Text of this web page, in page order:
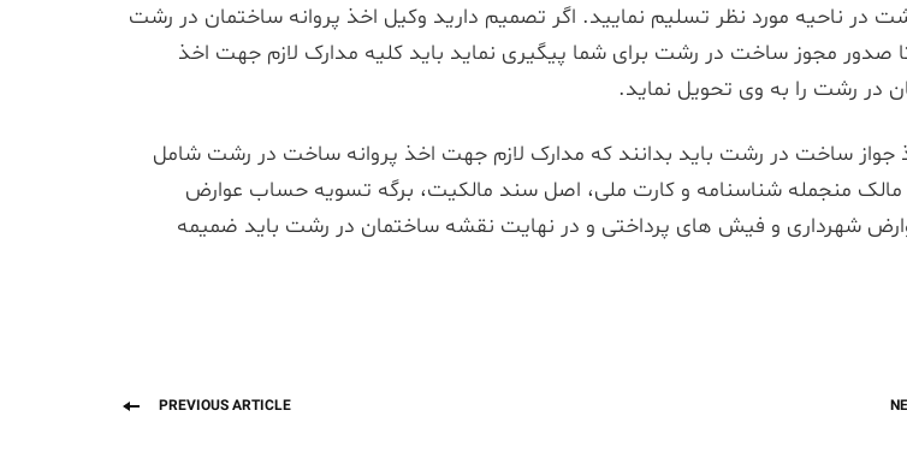
در ناحیه مورد نظر تسلیم نمایید. اگر تصمیم دارید وکیل اخذ پروانه ساختمان در رشت
صدور مجوز ساخت در رشت برای شما پیگیری نماید باید کلیه مدارک لازم جهت اخذ
در رشت را به وی تحویل نماید.
جواز ساخت در رشت باید بدانند که مدارک لازم جهت اخذ پروانه ساخت در رشت شامل
منجمله شناسنامه و کارت ملی، اصل سند مالکیت، برگه تسویه حساب عوارض
شهرداری و فیش های پرداختی و در نهایت نقشه ساختمان در رشت باید ضمیمه
PREVIOUS ARTICLE
Previous
Next